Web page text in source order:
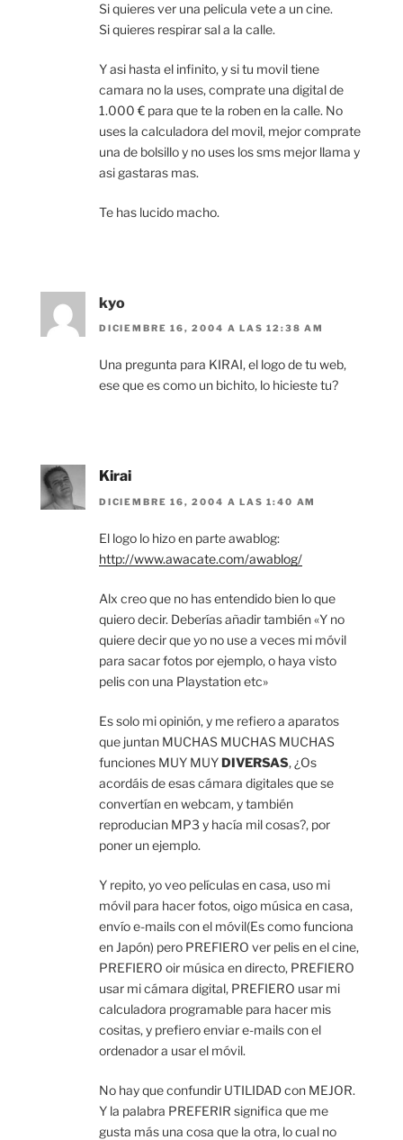
Si quieres ver una pelicula vete a un cine.
Si quieres respirar sal a la calle.
Y asi hasta el infinito, y si tu movil tiene
camara no la uses, comprate una digital de
1.000 € para que te la roben en la calle. No
uses la calculadora del movil, mejor comprate
una de bolsillo y no uses los sms mejor llama y
asi gastaras mas.
Te has lucido macho.
kyo
DICIEMBRE 16, 2004 A LAS 12:38 AM
Una pregunta para KIRAI, el logo de tu web,
ese que es como un bichito, lo hicieste tu?
Kirai
DICIEMBRE 16, 2004 A LAS 1:40 AM
El logo lo hizo en parte awablog:
http://www.awacate.com/awablog/
Alx creo que no has entendido bien lo que
quiero decir. Deberías añadir también «Y no
quiere decir que yo no use a veces mi móvil
para sacar fotos por ejemplo, o haya visto
pelis con una Playstation etc»
Es solo mi opinión, y me refiero a aparatos
que juntan MUCHAS MUCHAS MUCHAS
funciones MUY MUYDIVERSAS, ¿Os
acordáis de esas cámara digitales que se
convertían en webcam, y también
reproducian MP3 y hacía mil cosas?, por
poner un ejemplo.
Y repito, yo veo películas en casa, uso mi
móvil para hacer fotos, oigo música en casa,
envío e-mails con el móvil(Es como funciona
en Japón) pero PREFIERO ver pelis en el cine,
PREFIERO oir música en directo, PREFIERO
usar mi cámara digital, PREFIERO usar mi
calculadora programable para hacer mis
cositas, y prefiero enviar e-mails con el
ordenador a usar el móvil.
No hay que confundir UTILIDAD con MEJOR.
Y la palabra PREFERIR significa que me
gusta más una cosa que la otra, lo cual no